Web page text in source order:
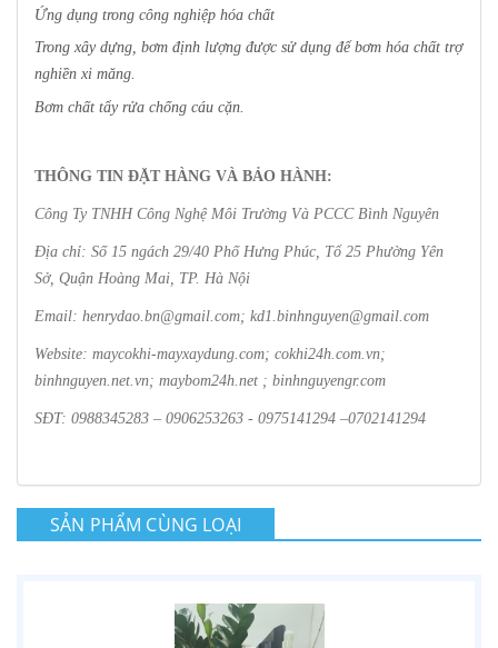
Ứng dụng trong công nghiệp hóa chất
Trong xây dựng, bơm định lượng được sử dụng để bơm hóa chất trợ
nghiền xi măng.
Bơm chất tẩy rửa chống cáu cặn.
THÔNG TIN ĐẶT HÀNG VÀ BẢO HÀNH:
Công Ty TNHH Công Nghệ Môi Trường Và PCCC Bình Nguyên
Địa chỉ: Số 15 ngách 29/40 Phố Hưng Phúc, Tổ 25 Phường Yên
Sở, Quận Hoàng Mai, TP. Hà Nội
Email: henrydao.bn@gmail.com; kd1.binhnguyen@gmail.com
Website: maycokhi-mayxaydung.com; cokhi24h.com.vn;
binhnguyen.net.vn; maybom24h.net ; binhnguyengr.com
SĐT: 0988345283 – 0906253263 - 0975141294 –0702141294
SẢN PHẨM CÙNG LOẠI